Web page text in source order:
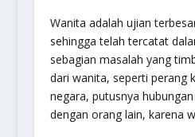
Wanita adalah ujian
sehingga telah tercatat
sebagian masalah yang
dari wanita, seperti perang
negara, putusnya
dengan orang lain, karena